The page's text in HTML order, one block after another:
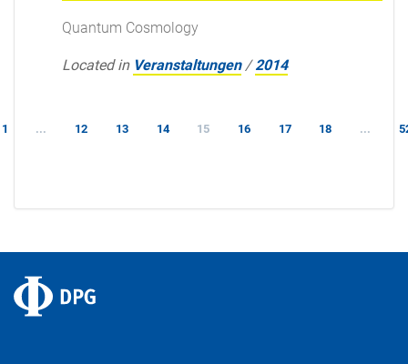
Quantum Cosmology
Located in Veranstaltungen /2014
1 ... 12 13 14 15 16 17 18 ...